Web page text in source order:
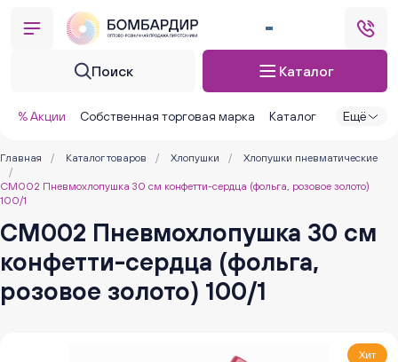
Поиск Каталог
% Акции Собственная торговая марка Каталог Ещё
Главная / Каталог товаров / Хлопушки /
Хлопушки пневматические
/
CM002 Пневмохлопушка 30 см конфетти-сердца (фольга, розовое золото)
100/1
CM002 Пневмохлопушка 30 см
конфетти-сердца (фольга,
розовое золото) 100/1
Хит